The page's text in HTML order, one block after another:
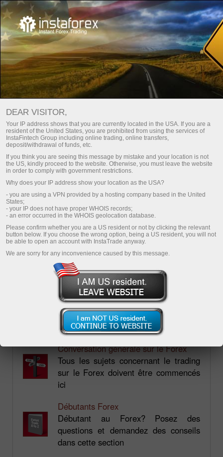
FORUMS
Ouvrir un compte réel
Ouvrir un compte démo
La liste des forums est publiée sur cette page, où la
société InstaTrade est officiellement représentée .
Vous pouvez poser vos questions sur n'importe quel
forum et compter(estimer) sur une réponse
compétente.
Forum.mt5.com
SECTIONS POPULAIRES:
Conversation générale sur le Forex
Tous les sujets concernant le trading
sur le Forex doivent être commencés
ici
Débutants Forex
Débutant au Forex? Posez des
questions et demandez des conseils
dans cette section
DEAR VISITOR,
Your IP address shows that you are currently located in the USA. If you are a
resident of the United States, you are prohibited from using the services of
InstaFintech Group including online trading, online transfers,
deposit/withdrawal of funds, etc.
If you think you are seeing this message by mistake and your location is not
the US, kindly proceed to the website. Otherwise, you must leave the website
in order to comply with government restrictions.
Why does your IP address show your location as the USA?
- you are using a VPN provided by a hosting company based in the United
States;
- your IP does not have proper WHOIS records;
- an error occurred in the WHOIS geolocation database.
Please confirm whether you are a US resident or not by clicking the relevant
button below. If you choose the wrong option, being a US resident, you will not
be able to open an account with InstaTrade anyway.
We are sorry for any inconvenience caused by this message.